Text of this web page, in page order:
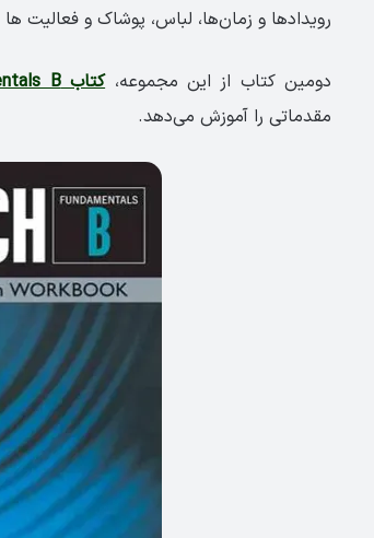
رویدادها و زمان‌ها، لباس، پوشاک و فعالیت
دومین کتاب از این مجموعه،کتاب Top Notch Fundamentals B
مقدماتی را آموزش می‌دهد.